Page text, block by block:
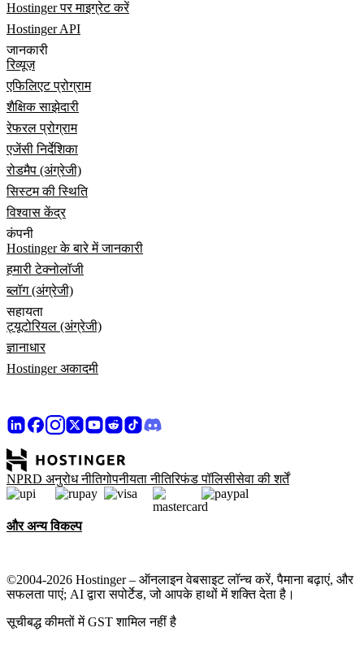
Hostinger पर माइग्रेट करें
Hostinger API
जानकारी
रिव्यूज़
एफिलिएट प्रोग्राम
शैक्षिक साझेदारी
रेफरल प्रोग्राम
एजेंसी निर्देशिका
रोडमैप (अंग्रेजी)
सिस्टम की स्थिति
विश्वास केंद्र
कंपनी
Hostinger के बारे में जानकारी
हमारी टेक्नोलॉजी
ब्लॉग (अंग्रेजी)
सहायता
ट्यूटोरियल (अंग्रेजी)
ज्ञानाधार
Hostinger अकादमी
NPRD अनुरोध नीतिगोपनीयता नीतिरिफंड पॉलिसीसेवा की शर्तें
और अन्य विकल्प
©2004-2026 Hostinger – ऑनलाइन वेबसाइट लॉन्च करें, पैमाना बढ़ाएं, और
सफलता पाएं; AI द्वारा सपोर्टेड, जो आपके हाथों में शक्ति देता है।
सूचीबद्ध कीमतों में GST शामिल नहीं है